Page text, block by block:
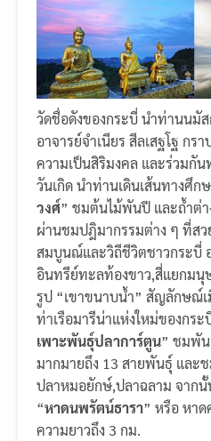
วัดชื่อดังของกระบี่ นำท่านนมัส
อาจารย์จำเนียร สีลเสฐโฐ กร
ความเป็นสิริมงคล และร่วม
วันเกิด นำท่านเดินเส้นทางศึก
วงศ์” ชมต้นไม้พันปี และถ้ำต่
ผ่านชมปฎิมากรรมต่าง ๆ ที่ส
สมบูนณ์และวิถีชีวิตชาวกระบี่
อินทรีย์ทะลท้องขาว,สี่แยกมนุ
รูป “เขาขนาบน้ำ” สัญลักษณ์
ท่าเรือมารีน่าแห่งใหม่ของกร
เพาะพันธุ์ปลาการ์ตูน” ชมพั
มากมายถึง 13 สายพันธุ์ และ
ปลาหมอยักษ์,ปลาฉลาม จาก
“หาดนพรัตน์ธารา” หรือ หา
ความยาวถึง 3 กม.